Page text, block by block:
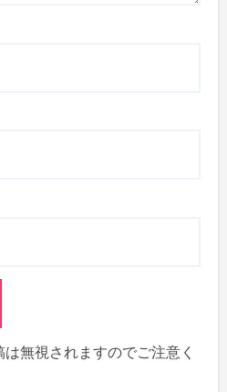
無視されますのでご注意く